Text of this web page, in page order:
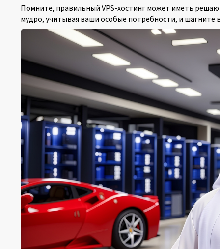
Помните, правильный VPS-хостинг может иметь
мудро, учитывая ваши особые потребности, и